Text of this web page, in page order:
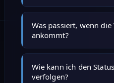
fragen Sie direkt an.
Unser Fahrer ruft Sie
30 Minuten. Danach
vereinbart.
Was passiert, wenn
ankommt?
Ihre Ware ist versichert.
Sie sich umgehend –
Wie kann ich den
verfolgen?